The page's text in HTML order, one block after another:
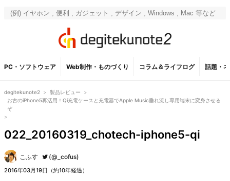
PC・ソフトウェア Web制作・ものづくり コラム＆ライフログ 話題・
degitekunote2 > 製品レビュー
>
お古のiPhone5再活用！Qi充電ケースと充電器でApple Music垂れ流し専用端末に変身させる
ぞ
>
022_20160319_chotech-iphone5-qi
こふす (@_cofus)
2016年03月19日（約10年経過）